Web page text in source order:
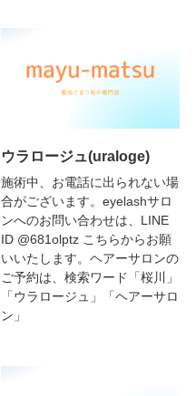
ウラロージュ(uraloge)
施術中、お電話に出られない場
合がございます。eyelashサロ
ンへのお問い合わせは、LINE
ID @681olptz こちらからお願
いいたします。ヘアーサロンの
ご予約は、検索ワード「桜川」
「ウラロージュ」「ヘアーサロ
ン」